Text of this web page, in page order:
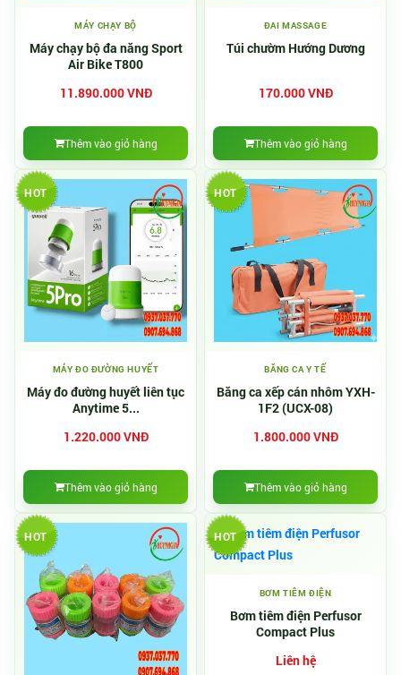
MÁY CHẠY BỘ
Máy chạy bộ đa năng Sport
Air Bike T800
11.890.000 VNĐ
Thêm vào giỏ hàng
ĐAI MASSAGE
Túi chườm Hướng Dương
170.000 VNĐ
Thêm vào giỏ hàng
HOT
MÁY ĐO ĐƯỜNG HUYẾT
Máy đo đường huyết liên tục
Anytime 5...
1.220.000 VNĐ
Thêm vào giỏ hàng
HOT
BĂNG CA Y TẾ
Băng ca xếp cán nhôm YXH-
1F2 (UCX-08)
1.800.000 VNĐ
Thêm vào giỏ hàng
HOT HOT
BƠM TIÊM ĐIỆN
Bơm tiêm điện Perfusor
Compact Plus
Liên hệ